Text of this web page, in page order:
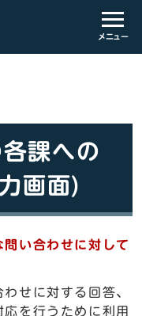
メニュー
課への
画面)
い合わせに対して
せに対する回答、
を行うために利用